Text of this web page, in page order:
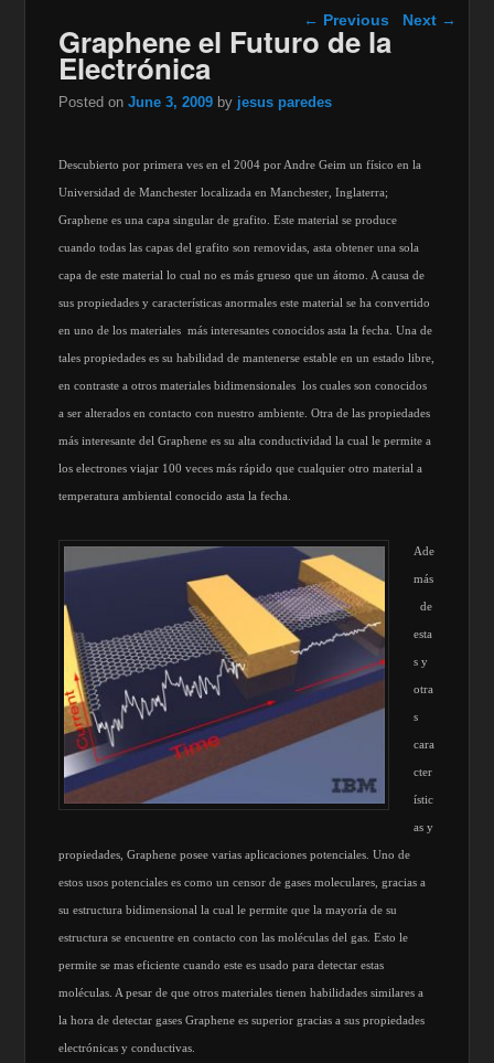
Post navigation
← Previous Next →
Graphene el Futuro de la
Electrónica
Posted onJune 3, 2009 by jesus paredes
Descubierto por primera ves en el 2004 por Andre Geim un físico en la
Universidad de Manchester localizada en Manchester, Inglaterra;
Graphene es una capa singular de grafito. Este material se produce
cuando todas las capas del grafito son removidas, asta obtener una sola
capa de este material lo cual no es más grueso que un átomo. A causa de
sus propiedades y características anormales este material se ha convertido
en uno de los materiales más interesantes conocidos asta la fecha. Una de
tales propiedades es su habilidad de mantenerse estable en un estado libre,
en contraste a otros materiales bidimensionales los cuales son conocidos
a ser alterados en contacto con nuestro ambiente. Otra de las propiedades
más interesante del Graphene es su alta conductividad la cual le permite a
los electrones viajar 100 veces más rápido que cualquier otro material a
temperatura ambiental conocido asta la fecha.
Ade
más
de
esta
s y
otra
s
cara
cter
ístic
as y
propiedades, Graphene posee varias aplicaciones potenciales. Uno de
estos usos potenciales es como un censor de gases moleculares, gracias a
su estructura bidimensional la cual le permite que la mayoría de su
estructura se encuentre en contacto con las moléculas del gas. Esto le
permite se mas eficiente cuando este es usado para detectar estas
moléculas. A pesar de que otros materiales tienen habilidades similares a
la hora de detectar gases Graphene es superior gracias a sus propiedades
electrónicas y conductivas.